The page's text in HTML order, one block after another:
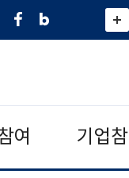
페
네
그
)
화
면
여 기업